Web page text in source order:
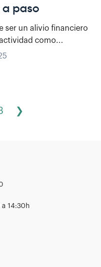
paso
ser un alivio financiero
como...
❯
a 14:30h